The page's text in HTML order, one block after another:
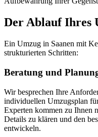
Der Ablauf Ihres
Ein Umzug in Saanen mit
strukturierten Schritten:
Beratung und
Wir besprechen Ihre
individuellen Umzugsplan
Experten kommen zu Ihnen
Details zu klären und den
entwickeln.